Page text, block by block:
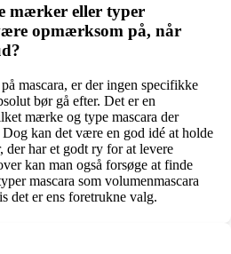
mærker eller typer
opmærksom på, når
mascara, er der ingen specifikke
bør gå efter. Det er en
mærke og type mascara der
kan det være en god idé at holde
har et godt ry for at levere
kan man også forsøge at finde
mascara som volumenmascara
det er ens foretrukne valg.